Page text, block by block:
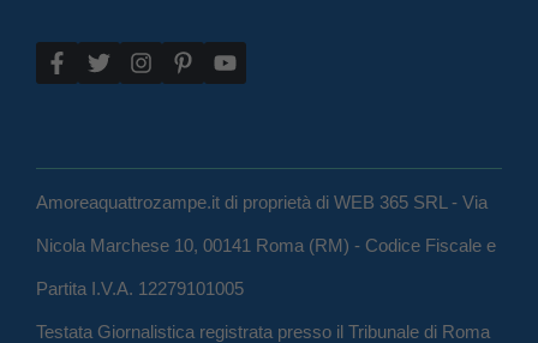
Amoreaquattrozampe.it di proprietà di WEB 365 SRL - Via
Nicola Marchese 10, 00141 Roma (RM) - Codice Fiscale e
Partita I.V.A. 12279101005
Testata Giornalistica registrata presso il Tribunale di Roma